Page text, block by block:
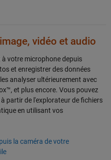
vidéo et audio
votre microphone depuis
et enregistrer des données
analyser ultérieurement avec
et plus encore. Vous pouvez
partir de l'explorateur de fichiers
en utilisant vos
la caméra de votre